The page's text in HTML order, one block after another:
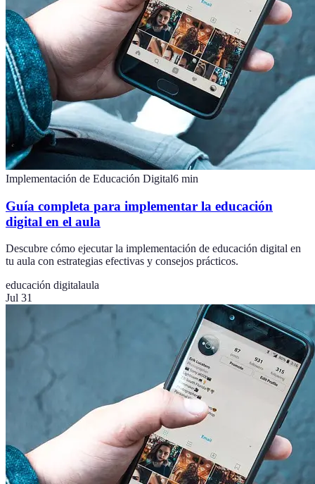
Implementación de Educación Digital6 min
Guía completa para implementar la educación
digital en el aula
Descubre cómo ejecutar la implementación de educación digital en
tu aula con estrategias efectivas y consejos prácticos.
educación digitalaula
Jul 31